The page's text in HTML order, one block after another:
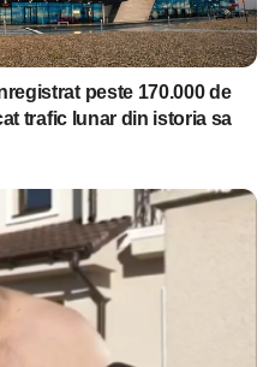
peste 170.000 de
trafic lunar din istoria sa